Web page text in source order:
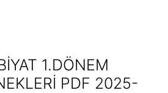
1.DÖNEM
PDF 2025-